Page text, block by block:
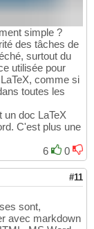
simple ?
des tâches de
surtout du
utilisée pour
comme si
toutes les
un doc LaTeX
C'est plus une
6
0
#11
sont,
avec markdown